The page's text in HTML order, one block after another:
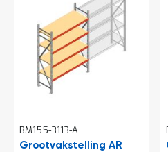
BM155-3113-A
Grootvakstelling AR